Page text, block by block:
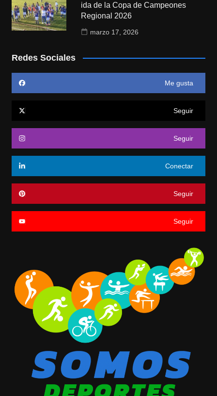
ida de la Copa de Campeones
Regional 2026
marzo 17, 2026
Redes Sociales
Me gusta
Seguir
Seguir
Conectar
Seguir
Seguir